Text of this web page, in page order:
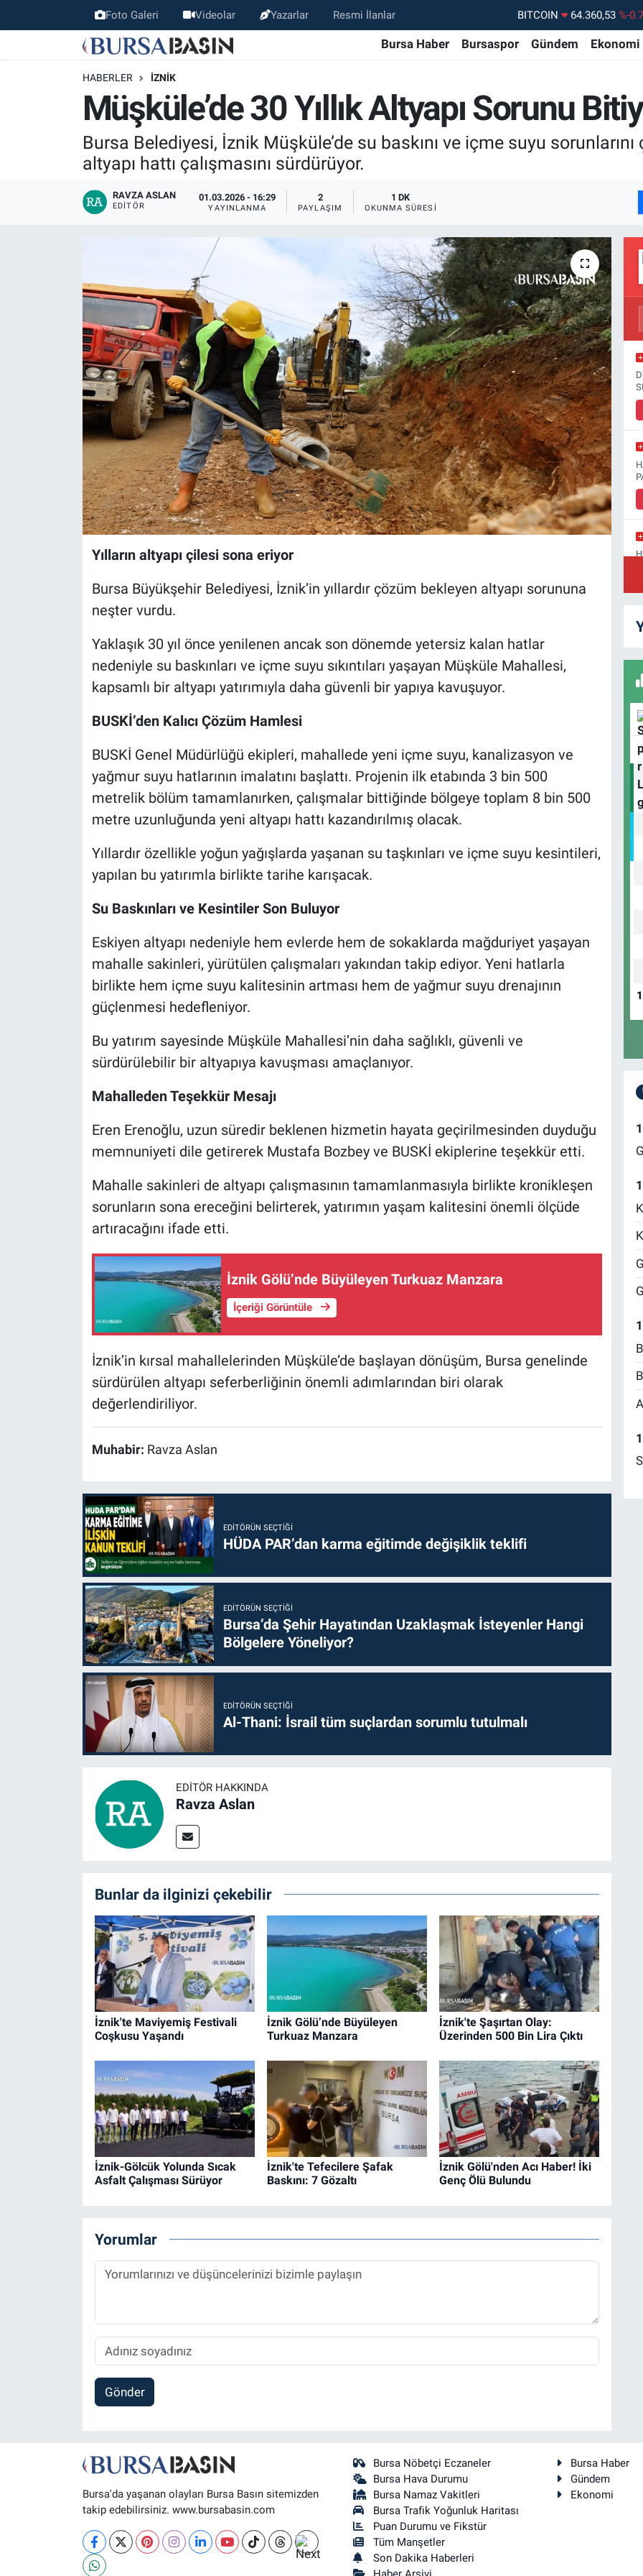
Foto Galeri Videolar Yazarlar Resmi İlanlar DOLAR 47,7069
EURO
55,0265 %0.01
6574.81
%1.44
BİST100
13.887
BITCOIN
64.360,53 %-
Bursa Haber Bursaspor Gündem Ekonomi
HABERLER İZNIK
Müşküle’de 30 Yıllık Altyapı Sorunu
Bursa Belediyesi, İznik Müşküle’de su baskını ve içme suyu
altyapı hattı çalışmasını sürdürüyor.
RAVZA ASLAN
EDITÖR
01.03.2026 - 16:29
YAYINLANMA
2
PAYLAŞIM
1 DK
OKUNMA SÜRESI
Yılların altyapı çilesi sona eriyor
Bursa Büyükşehir Belediyesi, İznik’in yıllardır çözüm bekleyen altyapı sorununa
neşter vurdu.
Yaklaşık 30 yıl önce yenilenen ancak son dönemde yetersiz kalan hatlar
nedeniyle su baskınları ve içme suyu sıkıntıları yaşayan Müşküle Mahallesi,
kapsamlı bir altyapı yatırımıyla daha güvenli bir yapıya kavuşuyor.
BUSKİ’den Kalıcı Çözüm Hamlesi
BUSKİ Genel Müdürlüğü ekipleri, mahallede yeni içme suyu, kanalizasyon ve
yağmur suyu hatlarının imalatını başlattı. Projenin ilk etabında 3 bin 500
metrelik bölüm tamamlanırken, çalışmalar bittiğinde bölgeye toplam 8 bin 500
metre uzunluğunda yeni altyapı hattı kazandırılmış olacak.
Yıllardır özellikle yoğun yağışlarda yaşanan su taşkınları ve içme suyu kesintileri,
yapılan bu yatırımla birlikte tarihe karışacak.
Su Baskınları ve Kesintiler Son Buluyor
Eskiyen altyapı nedeniyle hem evlerde hem de sokaklarda mağduriyet yaşayan
mahalle sakinleri, yürütülen çalışmaları yakından takip ediyor. Yeni hatlarla
birlikte hem içme suyu kalitesinin artması hem de yağmur suyu drenajının
güçlenmesi hedefleniyor.
Bu yatırım sayesinde Müşküle Mahallesi’nin daha sağlıklı, güvenli ve
sürdürülebilir bir altyapıya kavuşması amaçlanıyor.
Mahalleden Teşekkür Mesajı
Eren Erenoğlu, uzun süredir beklenen hizmetin hayata geçirilmesinden duyduğu
memnuniyeti dile getirerek Mustafa Bozbey ve BUSKİ ekiplerine teşekkür etti.
Mahalle sakinleri de altyapı çalışmasının tamamlanmasıyla birlikte kronikleşen
sorunların sona ereceğini belirterek, yatırımın yaşam kalitesini önemli ölçüde
artıracağını ifade etti.
İznik Gölü’nde Büyüleyen Turkuaz Manzara
İçeriği Görüntüle
İznik’in kırsal mahallelerinden Müşküle’de başlayan dönüşüm, Bursa genelinde
sürdürülen altyapı seferberliğinin önemli adımlarından biri olarak
değerlendiriliyor.
Muhabir: Ravza Aslan
EDITÖRÜN SEÇTIĞI
HÜDA PAR’dan karma eğitimde değişiklik teklifi
EDITÖRÜN SEÇTIĞI
Bursa’da Şehir Hayatından Uzaklaşmak İsteyenler Hangi
Bölgelere Yöneliyor?
EDITÖRÜN SEÇTIĞI
Al-Thani: İsrail tüm suçlardan sorumlu tutulmalı
EDITÖR HAKKINDA
Ravza Aslan
Bunlar da ilginizi çekebilir
İznik'te Maviyemiş Festivali
Coşkusu Yaşandı
İznik Gölü’nde Büyüleyen
Turkuaz Manzara
İznik'te Şaşırtan Olay:
Üzerinden 500 Bin Lira Çıktı
İznik-Gölcük Yolunda Sıcak
Asfalt Çalışması Sürüyor
İznik'te Tefecilere Şafak
Baskını: 7 Gözaltı
İznik Gölü'nden Acı Haber! İki
Genç Ölü Bulundu
Yorumlar
Gönder
Bursa'da yaşanan olayları Bursa Basın sitemizden
takip edebilirsiniz. www.bursabasin.com
Bursa Nöbetçi Eczaneler
Bursa Hava Durumu
Bursa Namaz Vakitleri
Bursa Trafik Yoğunluk Haritası
Puan Durumu ve Fikstür
Tüm Manşetler
Son Dakika Haberleri
Bursa Haber
Gündem
Ekonomi
Bursa Haber
Bilim, Teknoloji
KÜLTÜR-SANAT
Gündem
Ekonomi
Teknoloji
Magazin
Nöbetçi Eczaneler
Bursa Nöbetçi Eczaneler
Bursa Hava Durumu
Bursa Namaz Vakitleri
Bursa Trafik Yoğunluk Haritası
Süper Lig Puan Durumu ve Fikstür
Haber Arşivi